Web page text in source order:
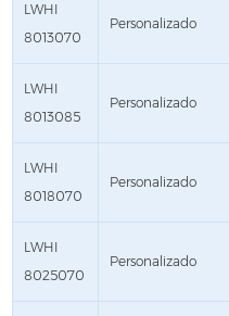
LWHI
8013070
Personalizado
LWHI
8013085
Personalizado
LWHI
8018070
Personalizado
LWHI
8025070
Personalizado